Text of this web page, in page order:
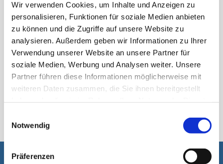
Wir verwenden Cookies, um Inhalte und Anzeigen zu
personalisieren, Funktionen für soziale Medien anbieten
zu können und die Zugriffe auf unsere Website zu
analysieren. Außerdem geben wir Informationen zu Ihrer
Verwendung unserer Website an unsere Partner für
soziale Medien, Werbung und Analysen weiter. Unsere
Partner führen diese Informationen möglicherweise mit
weiteren Daten zusammen, die Sie ihnen bereitgestellt
Notwendig
Präferenzen
اسٹک پیک